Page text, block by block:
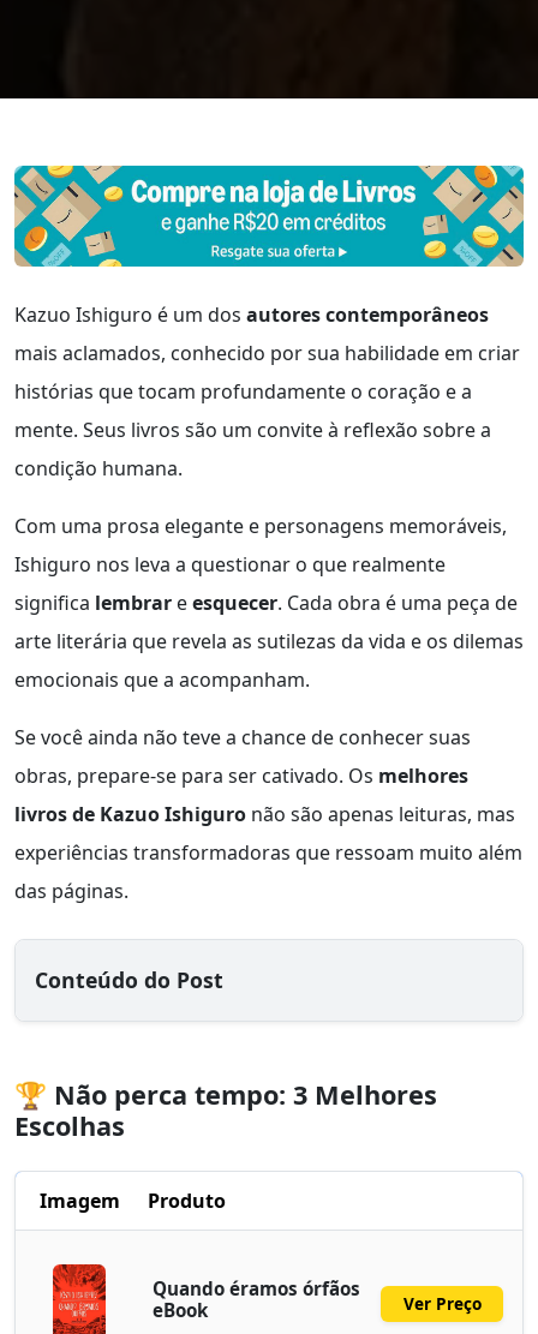
Kazuo Ishiguro é um dos autores contemporâneos
mais aclamados, conhecido por sua habilidade em criar
histórias que tocam profundamente o coração e a
mente. Seus livros são um convite à reflexão sobre a
condição humana.
Com uma prosa elegante e personagens memoráveis,
Ishiguro nos leva a questionar o que realmente
significa lembrar eesquecer. Cada obra é uma peça de
arte literária que revela as sutilezas da vida e os dilemas
emocionais que a acompanham.
Se você ainda não teve a chance de conhecer suas
obras, prepare-se para ser cativado. Os melhores
livros de Kazuo Ishiguro não são apenas leituras, mas
experiências transformadoras que ressoam muito além
das páginas.
Conteúdo do Post
🏆 Não perca tempo: 3 Melhores
Escolhas
Imagem Produto
Quando éramos órfãos
eBook
Ver Preço